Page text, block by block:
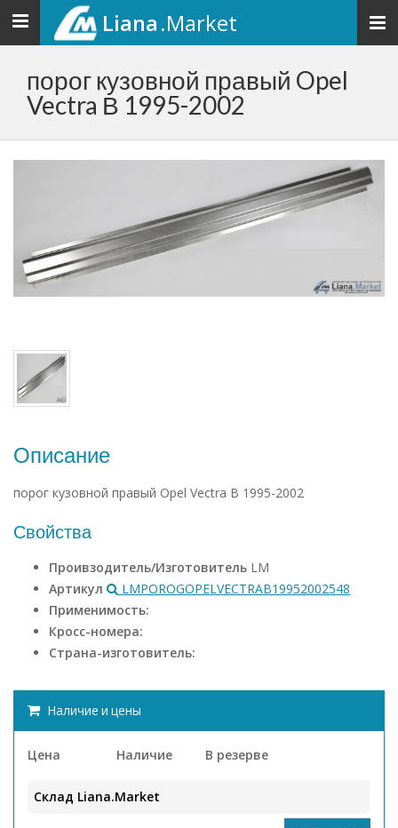
Toggle
navigation
Liana.Market
порог кузовной правый Opel
Vectra В 1995-2002
Описание
порог кузовной правый Opel Vectra В 1995-2002
Свойства
Проивзодитель/Изготовитель LM
Артикул
LMPOROGOPELVECTRAB19952002548
Применимость:
Кросс-номера:
Страна-изготовитель:
Наличие и цены
Цена Наличие В резерве
Склад Liana.Market